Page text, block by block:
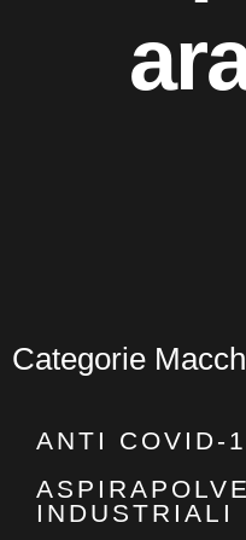
Categorie
ANTI COVID-
INDUSTRIALI